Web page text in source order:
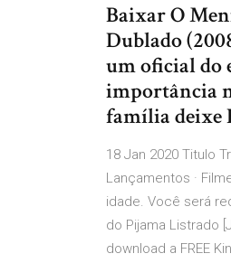
Baixar O
Dublado
um oficial do
importância
família deixe
18 Jan 2020 Titulo
Lançamentos ·
idade. Você será
do Pijama Listrado
download a FREE